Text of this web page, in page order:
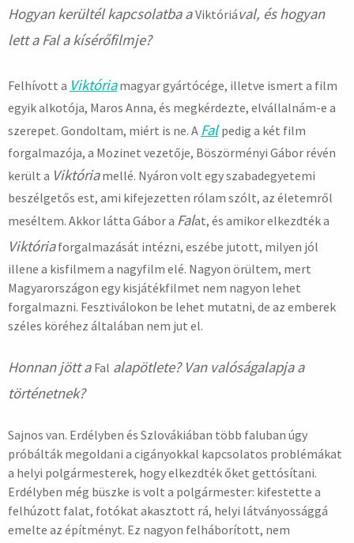
Hogyan kerültél kapcsolatba aViktóriával, és hogyan
lett a Fal a kísérőfilmje?
Felhívott a Viktóriamagyar gyártócége, illetve ismert a film
egyik alkotója, Maros Anna, és megkérdezte, elvállalnám-e a
szerepet. Gondoltam, miért is ne. A Fal pedig a két film
forgalmazója, a Mozinet vezetője, Böszörményi Gábor révén
került a Viktóriamellé. Nyáron volt egy szabadegyetemi
beszélgetős est, ami kifejezetten rólam szólt, az életemről
meséltem. Akkor látta Gábor a Falat, és amikor elkezdték a
Viktóriaforgalmazását intézni, eszébe jutott, milyen jól
illene a kisfilmem a nagyfilm elé. Nagyon örültem, mert
Magyarországon egy kisjátékfilmet nem nagyon lehet
forgalmazni. Fesztiválokon be lehet mutatni, de az emberek
széles köréhez általában nem jut el.
Honnan jött a Fal alapötlete? Van valóságalapja a
történetnek?
Sajnos van. Erdélyben és Szlovákiában több faluban úgy
próbálták megoldani a cigányokkal kapcsolatos problémákat
a helyi polgármesterek, hogy elkezdték őket gettósítani.
Erdélyben még büszke is volt a polgármester: kifestette a
felhúzott falat, fotókat akasztott rá, helyi látványossággá
emelte az építményt. Ez nagyon felháborított, nem